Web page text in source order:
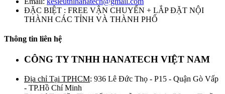
ĐẶC BIỆT : FREE VẬN CHUYỂN + LẮP ĐẶT NỘI
THÀNH CÁC TỈNH VÀ THÀNH PHỐ
Thông tin liên hệ
CÔNG TY TNHH HANATECH VIỆT NAM
Địa chỉ Tại TPHCM: 936 Lê Đức Thọ - P15 - Quận Gò Vấp
- TP.Hồ Chí Minh